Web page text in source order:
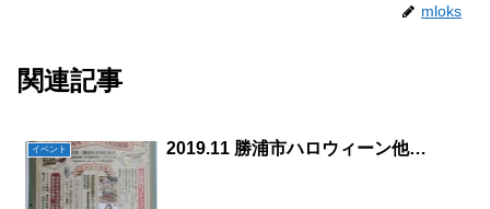
mloks
関連記事
イベント 2019.11 勝浦市ハロウィーン他…